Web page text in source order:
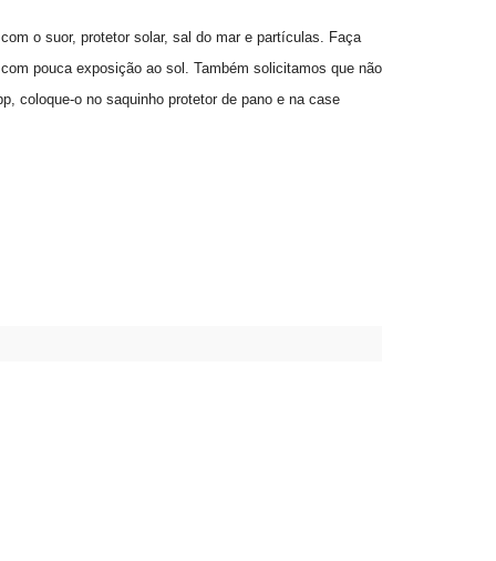
o suor, protetor solar, sal do mar e partículas. Faça
pouca exposição ao sol. Também solicitamos que não
coloque-o no saquinho protetor de pano e na case